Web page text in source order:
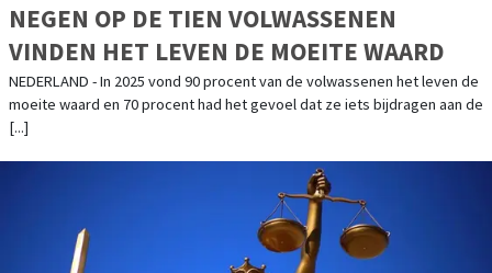
NEGEN OP DE TIEN VOLWASSENEN
VINDEN HET LEVEN DE MOEITE WAARD
NEDERLAND - In 2025 vond 90 procent van de volwassenen het leven de
moeite waard en 70 procent had het gevoel dat ze iets bijdragen aan de
[...]